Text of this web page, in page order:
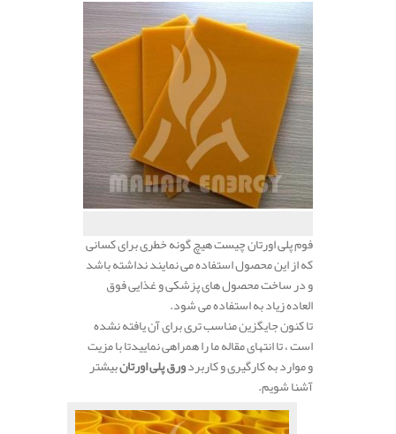
فوم پلی اورتان چیست هیچ گونه خطری برای کسانی
که از این محصول استفاده می نمایند نداشته باشد
و در ساخت محصول های پزشکی و غذایی فوق
العاده زیاد به استفاده می شود.
تا کنون جایگزین مناسب تری برای آن یافته نشده
است ، تا انتهای مقاله ما را همراهی نماییدتا با مزیت
و موارد به کارگیری و کاربردورق پلی اورتانبیشتر
آشنا شویم.